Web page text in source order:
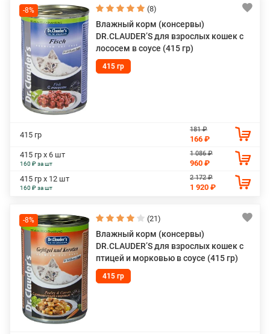
Производители продумали все основные составляющие
для животных различных групп и возрастов, а также
продолжили разработки основателей фирмы.
Благодаря новейшим разработкам все корма бренда
DR.CLAUDER’S обогащены минералами и витаминами и
не содержат консервантов и красителей.
-8% (8)
Влажный корм (консервы)
DR.CLAUDER’S для взрослых кошек с
лососем в соусе (415 гр)
415 гр
415 гр
181 ₽
166 ₽
415 гр х 6 шт
160 ₽ за шт
1 086 ₽
960 ₽
415 гр х 12 шт
160 ₽ за шт
2 172 ₽
1 920 ₽
-8% (21)
Влажный корм (консервы)
DR.CLAUDER’S для взрослых кошек с
птицей и морковью в соусе (415 гр)
415 гр